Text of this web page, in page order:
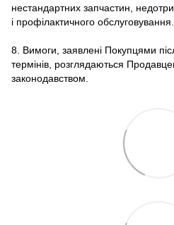
нестандартних запчастин,
і профілактичного обслуговування.
8. Вимоги, заявлені Покупцями
термінів, розглядаються
законодавством.